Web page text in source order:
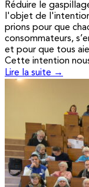
Réduire le
l'objet de
prions pour que
consommateurs,
et pour que tous
Cette intention
Lire la suite →